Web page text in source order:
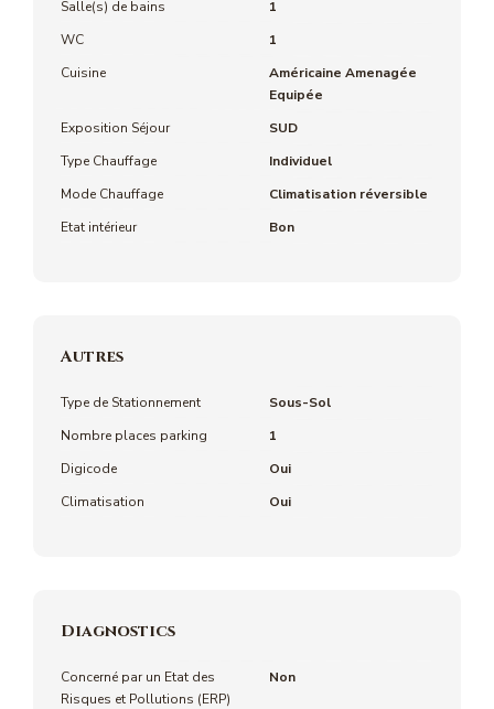
Salle(s) de bains
1
WC
1
Cuisine
Américaine Amenagée
Equipée
Exposition Séjour
SUD
Type Chauffage
Individuel
Mode Chauffage
Climatisation réversible
Etat intérieur
Bon
Autres
Type de Stationnement
Sous-Sol
Nombre places parking
1
Digicode
Oui
Climatisation
Oui
Diagnostics
Concerné par un Etat des
Risques et Pollutions (ERP)
Non